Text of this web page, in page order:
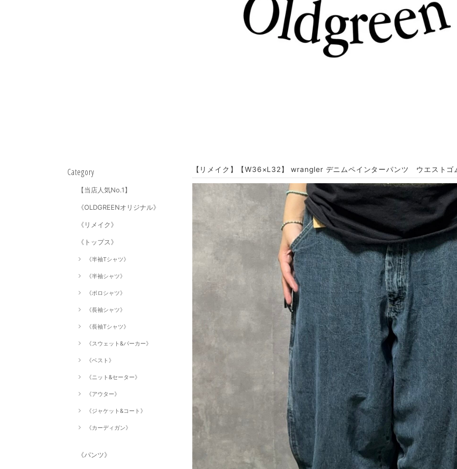
Category
【当店人気No.1】
《OLDGREENオリジナル》
《リメイク》
《トップス》
《半袖Tシャツ》
《半袖シャツ》
《ポロシャツ》
《長袖シャツ》
《長袖Tシャツ》
《スウェット&パーカー》
《ベスト》
《ニット&セーター》
《アウター》
《ジャケット&コート》
《カーディガン》
《パンツ》
【リメイク】【W36×L32】 wrangler デニムペインターパンツ ウエストゴ